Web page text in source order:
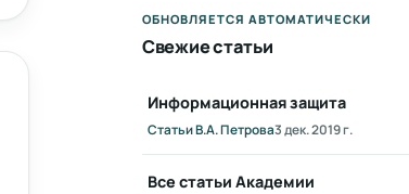
ОБНОВЛЯЕТСЯ АВТОМАТИЧЕСКИ
Свежие статьи
Информационная защита
Статьи В.А. Петрова3 дек. 2019 г.
Все статьи Академии